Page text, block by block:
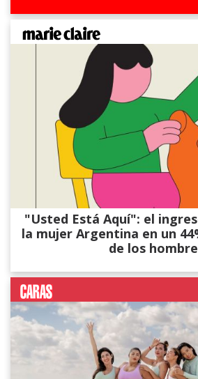
"Usted Está Aquí": el
la mujer Argentina en un
de los